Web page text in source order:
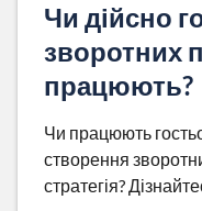
Чи дійсно
зворотних
працюють?
Чи працюють
створення
стратегія?